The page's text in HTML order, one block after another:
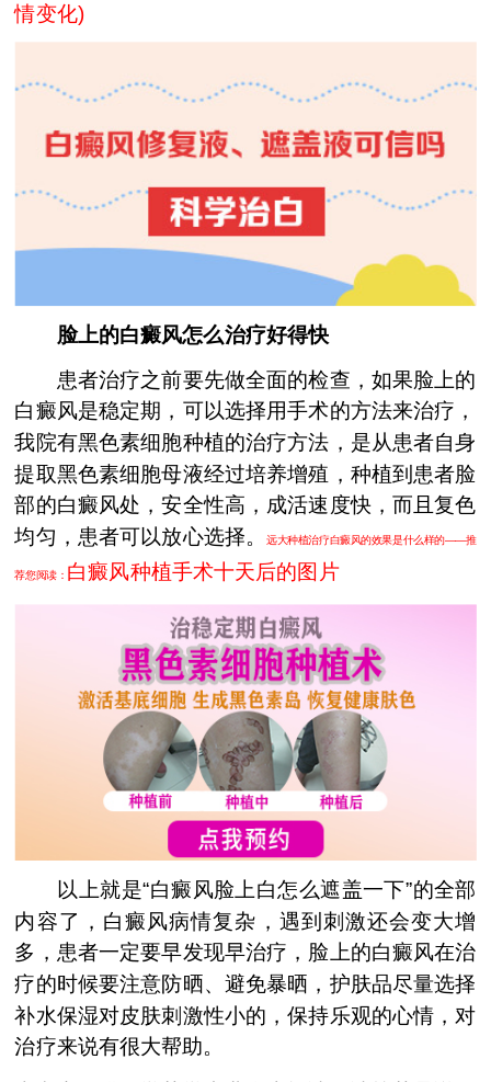
情变化)
脸上的白癜风怎么治疗好得快
患者治疗之前要先做全面的检查，如果脸上的
白癜风是稳定期，可以选择用手术的方法来治疗，
我院有黑色素细胞种植的治疗方法，是从患者自身
提取黑色素细胞母液经过培养增殖，种植到患者脸
部的白癜风处，安全性高，成活速度快，而且复色
均匀，患者可以放心选择。远大种植治疗白癜风的效果是什么样的——推
荐您阅读： 白癜风种植手术十天后的图片
以上就是“白癜风脸上白怎么遮盖一下”的全部
内容了，白癜风病情复杂，遇到刺激还会变大增
多，患者一定要早发现早治疗，脸上的白癜风在治
疗的时候要注意防晒、避免暴晒，护肤品尽量选择
补水保湿对皮肤刺激性小的，保持乐观的心情，对
治疗来说有很大帮助。